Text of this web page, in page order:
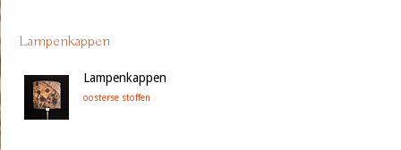
Lampenkappen
Lampenkappen
oosterse stoffen